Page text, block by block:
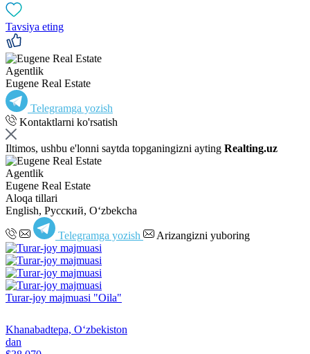
Tavsiya eting
Agentlik
Eugene Real Estate
Telegramga yozish
Kontaktlarni ko'rsatish
Iltimos, ushbu e'lonni saytda topganingizni ayting Realting.uz
Agentlik
Eugene Real Estate
Aloqa tillari
English, Русский, Oʻzbekcha
Telegramga yozish Arizangizni yuboring
Turar-joy majmuasi "Oila"
Khanabadtepa, Oʻzbekiston
dan